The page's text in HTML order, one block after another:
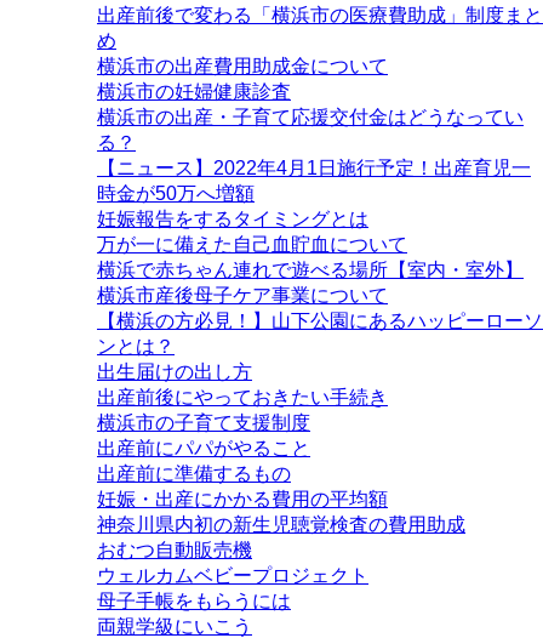
出産前後で変わる「横浜市の医療費助成」制度まと
め
横浜市の出産費用助成金について
横浜市の妊婦健康診査
横浜市の出産・子育て応援交付金はどうなってい
る？
【ニュース】2022年4月1日施行予定！出産育児一
時金が50万へ増額
妊娠報告をするタイミングとは
万が一に備えた自己血貯血について
横浜で赤ちゃん連れで遊べる場所【室内・室外】
横浜市産後母子ケア事業について
【横浜の方必見！】山下公園にあるハッピーローソ
ンとは？
出生届けの出し方
出産前後にやっておきたい手続き
横浜市の子育て支援制度
出産前にパパがやること
出産前に準備するもの
妊娠・出産にかかる費用の平均額
神奈川県内初の新生児聴覚検査の費用助成
おむつ自動販売機
ウェルカムベビープロジェクト
母子手帳をもらうには
両親学級にいこう